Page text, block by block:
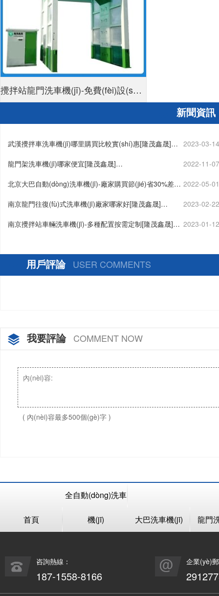
攪拌站龍門洗車機(jī)-免費(fèi)設(shè)
新聞資訊
武漢攪拌車洗車機(jī)哪里購買比較實(shí)惠[隆茂鑫晟]… 2023-03-
龍門架洗車機(jī)哪家便宜[隆茂鑫晟]… 2022-11-
北京大巴自動(dòng)洗車機(jī)-廠家購買節(jié)省30%差價 2022-05-
南京龍門往復(fù)式洗車機(jī)廠家哪家好[隆茂鑫晟]… 2023-02-
南京攪拌站車輛洗車機(jī)-多種配置按需定制[隆茂鑫晟]… 2023-01-
用戶評論 USER COMMENTS
我要評論 COMMENT NOW
( 內(nèi)容最多500個(gè)字 )
首頁
全自動(dòng)洗車
機(jī) 大巴洗車機(jī) 龍門
咨詢熱線：
187-1558-8166
企業(yè)